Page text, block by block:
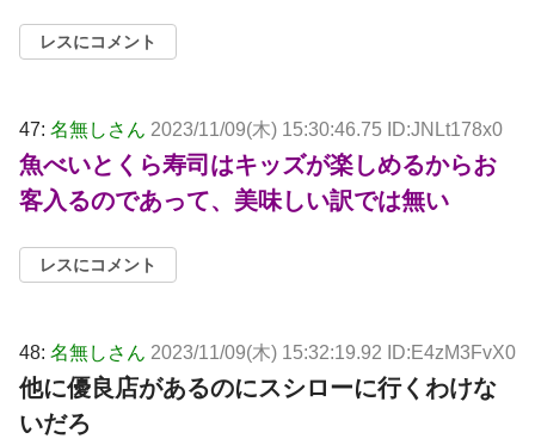
レスにコメント
47: 名無しさん 2023/11/09(木) 15:30:46.75 ID:JNLt178x0
魚べいとくら寿司はキッズが楽しめるからお
客入るのであって、美味しい訳では無い
レスにコメント
48: 名無しさん 2023/11/09(木) 15:32:19.92 ID:E4zM3FvX0
他に優良店があるのにスシローに行くわけな
いだろ